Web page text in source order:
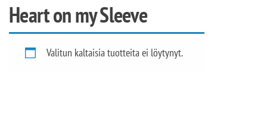
Heart on my Sleeve
Valitun kaltaisia tuotteita ei löytynyt.